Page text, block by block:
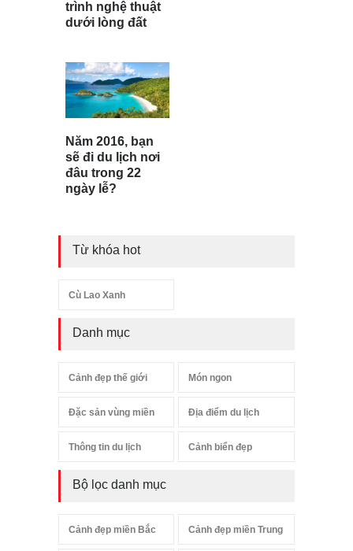
trình nghệ thuật
dưới lòng đất
Năm 2016, bạn
sẽ đi du lịch nơi
đâu trong 22
ngày lễ?
Từ khóa hot
Cù Lao Xanh
Danh mục
Cảnh đẹp thế giới Món ngon
Đặc sản vùng miền Địa điểm du lịch
Thông tin du lịch Cảnh biển đẹp
Bộ lọc danh mục
Cảnh đẹp miền Bắc Cảnh đẹp miền Trung